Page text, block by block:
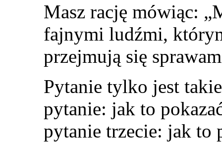
Masz rację mówiąc:
fajnymi ludźmi,
przejmują się
Pytanie tylko jest
pytanie: jak to
pytanie trzecie: jak to